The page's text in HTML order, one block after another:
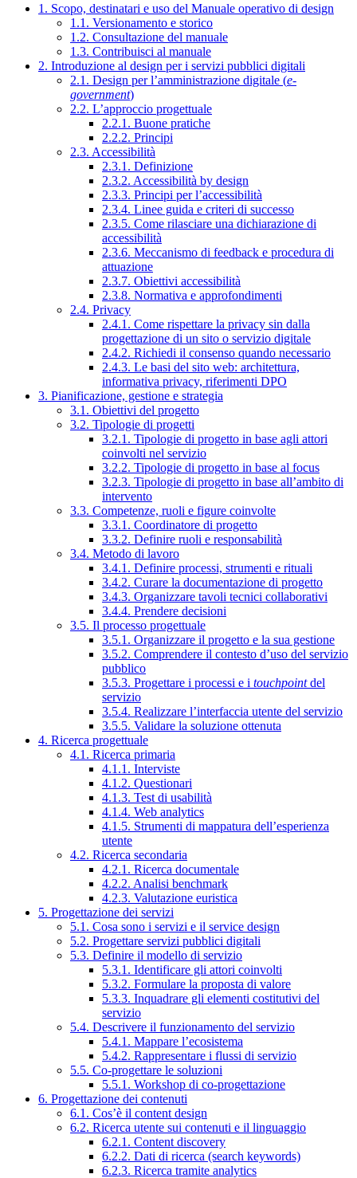
1. Scopo, destinatari e uso del Manuale operativo di design
1.1. Versionamento e storico
1.2. Consultazione del manuale
1.3. Contribuisci al manuale
2. Introduzione al design per i servizi pubblici digitali
2.1. Design per l’amministrazione digitale (e-
government)
2.2. L’approccio progettuale
2.2.1. Buone pratiche
2.2.2. Principi
2.3. Accessibilità
2.3.1. Definizione
2.3.2. Accessibilità by design
2.3.3. Principi per l’accessibilità
2.3.4. Linee guida e criteri di successo
2.3.5. Come rilasciare una dichiarazione di
accessibilità
2.3.6. Meccanismo di feedback e procedura di
attuazione
2.3.7. Obiettivi accessibilità
2.3.8. Normativa e approfondimenti
2.4. Privacy
2.4.1. Come rispettare la privacy sin dalla
progettazione di un sito o servizio digitale
2.4.2. Richiedi il consenso quando necessario
2.4.3. Le basi del sito web: architettura,
informativa privacy, riferimenti DPO
3. Pianificazione, gestione e strategia
3.1. Obiettivi del progetto
3.2. Tipologie di progetti
3.2.1. Tipologie di progetto in base agli attori
coinvolti nel servizio
3.2.2. Tipologie di progetto in base al focus
3.2.3. Tipologie di progetto in base all’ambito di
intervento
3.3. Competenze, ruoli e figure coinvolte
3.3.1. Coordinatore di progetto
3.3.2. Definire ruoli e responsabilità
3.4. Metodo di lavoro
3.4.1. Definire processi, strumenti e rituali
3.4.2. Curare la documentazione di progetto
3.4.3. Organizzare tavoli tecnici collaborativi
3.4.4. Prendere decisioni
3.5. Il processo progettuale
3.5.1. Organizzare il progetto e la sua gestione
3.5.2. Comprendere il contesto d’uso del servizio
pubblico
3.5.3. Progettare i processi e i touchpointdel
servizio
3.5.4. Realizzare l’interfaccia utente del servizio
3.5.5. Validare la soluzione ottenuta
4. Ricerca progettuale
4.1. Ricerca primaria
4.1.1. Interviste
4.1.2. Questionari
4.1.3. Test di usabilità
4.1.4. Web analytics
4.1.5. Strumenti di mappatura dell’esperienza
utente
4.2. Ricerca secondaria
4.2.1. Ricerca documentale
4.2.2. Analisi benchmark
4.2.3. Valutazione euristica
5. Progettazione dei servizi
5.1. Cosa sono i servizi e il service design
5.2. Progettare servizi pubblici digitali
5.3. Definire il modello di servizio
5.3.1. Identificare gli attori coinvolti
5.3.2. Formulare la proposta di valore
5.3.3. Inquadrare gli elementi costitutivi del
servizio
5.4. Descrivere il funzionamento del servizio
5.4.1. Mappare l’ecosistema
5.4.2. Rappresentare i flussi di servizio
5.5. Co-progettare le soluzioni
5.5.1. Workshop di co-progettazione
6. Progettazione dei contenuti
6.1. Cos’è il content design
6.2. Ricerca utente sui contenuti e il linguaggio
6.2.1. Content discovery
6.2.2. Dati di ricerca (search keywords)
6.2.3. Ricerca tramite analytics